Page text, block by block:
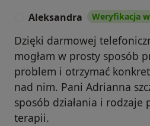
Aleksandra Weryfikacja
Dzięki darmowej
mogłam w prosty sposób
problem i otrzymać
nad nim. Pani Adrianna
sposób działania i rodzaje
terapii.